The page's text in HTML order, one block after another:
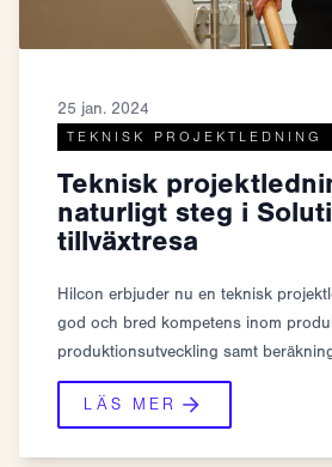
25 jan. 2024
TEKNISK PROJEKTLEDNING
Teknisk
naturligt steg i
tillväxtresa
Hilcon erbjuder nu en teknisk
god och bred kompetens inom
produktionsutveckling samt
LÄS MER